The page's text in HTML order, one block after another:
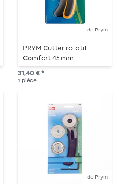
de Prym
PRYM Cutter rotatif
Comfort 45 mm
31,40 € *
1 pièce
de Prym